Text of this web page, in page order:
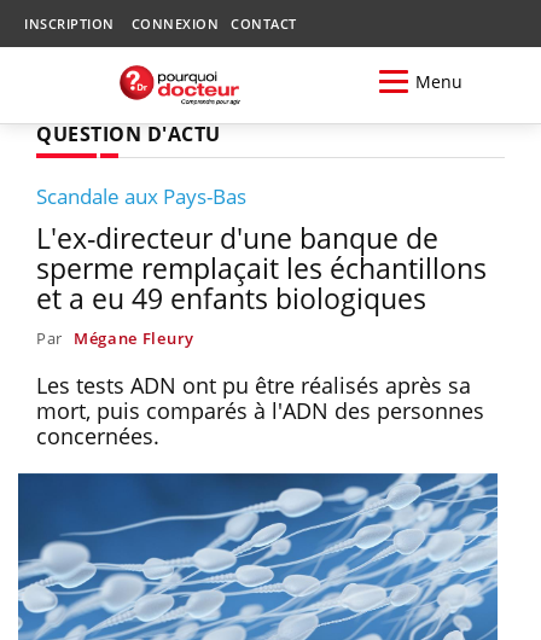
INSCRIPTION CONNEXION CONTACT
Menu
QUESTION D'ACTU
Scandale aux Pays-Bas
L'ex-directeur d'une banque de
sperme remplaçait les échantillons
et a eu 49 enfants biologiques
Par Mégane Fleury
Les tests ADN ont pu être réalisés après sa
mort, puis comparés à l'ADN des personnes
concernées.